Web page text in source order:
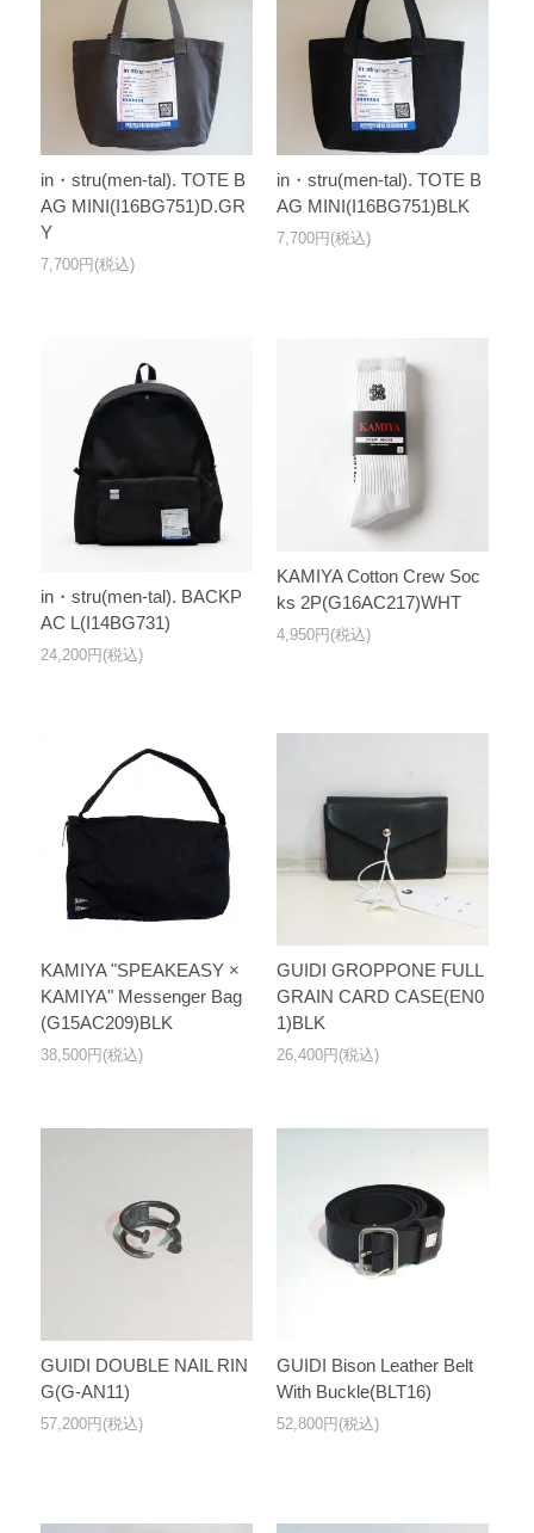
in・stru(men-tal). TOTE B
AG MINI(I16BG751)D.GR
Y
7,700円(税込)
in・stru(men-tal). TOTE B
AG MINI(I16BG751)BLK
7,700円(税込)
in・stru(men-tal). BACKP
AC L(I14BG731)
24,200円(税込)
KAMIYA Cotton Crew Soc
ks 2P(G16AC217)WHT
4,950円(税込)
KAMIYA "SPEAKEASY ×
KAMIYA" Messenger Bag
(G15AC209)BLK
38,500円(税込)
GUIDI GROPPONE FULL
GRAIN CARD CASE(EN0
1)BLK
26,400円(税込)
GUIDI DOUBLE NAIL RIN
G(G-AN11)
57,200円(税込)
GUIDI Bison Leather Belt
With Buckle(BLT16)
52,800円(税込)